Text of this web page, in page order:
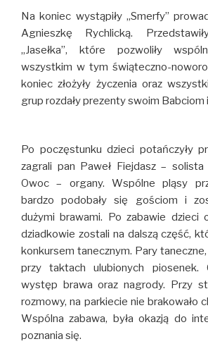
Na koniec wystąpiły „Smerfy”
Agnieszkę Rychlicką.
„Jasełka”, które pozwoliły
wszystkim w tym świąteczno-
koniec złożyły życzenia oraz
grup rozdały prezenty swoim Babciom
Po poczęstunku dzieci potańczyły
zagrali pan Paweł Fiejdasz –
Owoc – organy. Wspólne pląsy
bardzo podobały się gościom i
dużymi brawami. Po zabawie dzieci
dziadkowie zostali na dalszą część,
konkursem tanecznym. Pary
przy taktach ulubionych piosenek.
występ brawa oraz nagrody. Przy
rozmowy, na parkiecie nie brakowało
Wspólna zabawa, była okazją do
poznania się.